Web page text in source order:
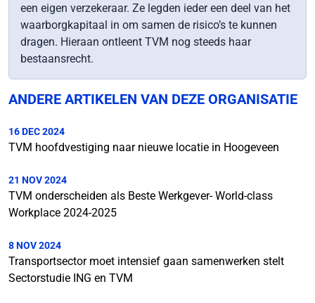
een eigen verzekeraar. Ze legden ieder een deel van het
waarborgkapitaal in om samen de risico’s te kunnen
dragen. Hieraan ontleent TVM nog steeds haar
bestaansrecht.
ANDERE ARTIKELEN VAN DEZE ORGANISATIE
16 DEC 2024
TVM hoofdvestiging naar nieuwe locatie in Hoogeveen
21 NOV 2024
TVM onderscheiden als Beste Werkgever- World-class
Workplace 2024-2025
8 NOV 2024
Transportsector moet intensief gaan samenwerken stelt
Sectorstudie ING en TVM